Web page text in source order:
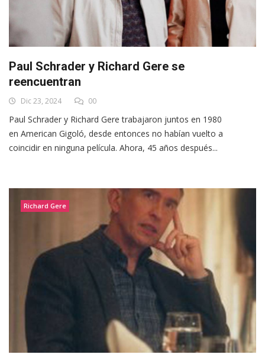
Paul Schrader y Richard Gere se
reencuentran
Dic 23, 2024 00
Paul Schrader y Richard Gere trabajaron juntos en 1980
en American Gigoló, desde entonces no habían vuelto a
coincidir en ninguna película. Ahora, 45 años después...
Richard Gere